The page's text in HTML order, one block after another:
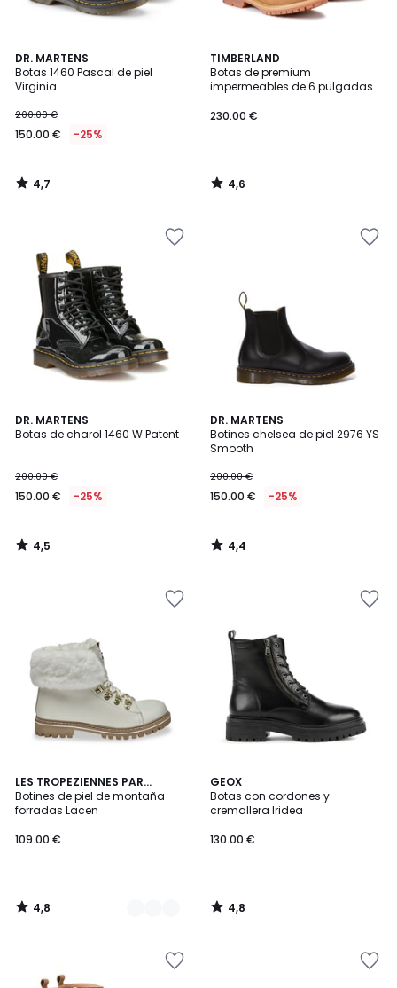
DR. MARTENS
Botas 1460 Pascal de piel
Virginia
200.00 €
150.00 € -25%
4,7
/ 5
4,7
/
TIMBERLAND
Botas de premium
impermeables de 6 pulgadas
230.00 €
4,6
/ 5
4,6
/
DR. MARTENS
Botas de charol 1460 W Patent
200.00 €
150.00 € -25%
4,5
/ 5
4,5
/
DR. MARTENS
Botines chelsea de piel 2976 YS
Smooth
200.00 €
150.00 € -25%
4,4
/ 5
4,4
/
LES TROPEZIENNES PAR
M.BELARBI
Botines de piel de montaña
forradas Lacen
109.00 €
4,8
/ 5
2
Colores
4,8
/
GEOX
Botas con cordones y
cremallera Iridea
130.00 €
4,8
/ 5
4,8
/